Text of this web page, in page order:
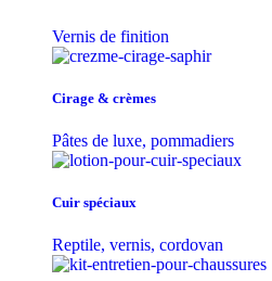
Vernis de finition
Cirage & crèmes
Pâtes de luxe, pommadiers
Cuir spéciaux
Reptile, vernis, cordovan